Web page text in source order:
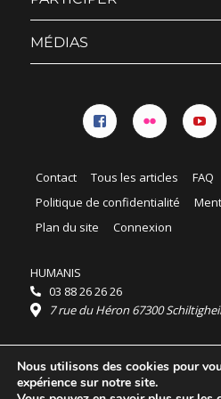
MÉDIAS
Contact Tous les articles
FAQ
Politique de confidentialité
Plan du site
Connexion
HUMANIS
03 88 26 26 26
7 rue du Héron 67300
Horaires :
HUMANIS : du lundi au vendredi 9h
Ordidocaz : du lundi au vendredi 8h
Nous utilisons des cookies pour
expérience sur notre site.